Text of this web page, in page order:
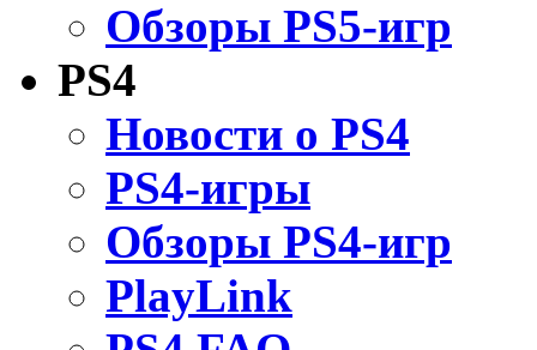
Обзоры PS5-игр
PS4
Новости о PS4
PS4-игры
Обзоры PS4-игр
PlayLink